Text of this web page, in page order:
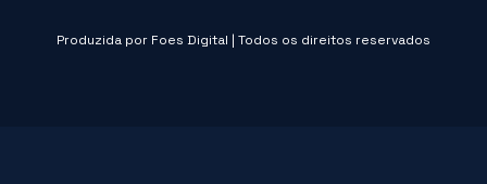
Produzida por Foes Digital | Todos os direitos reservados